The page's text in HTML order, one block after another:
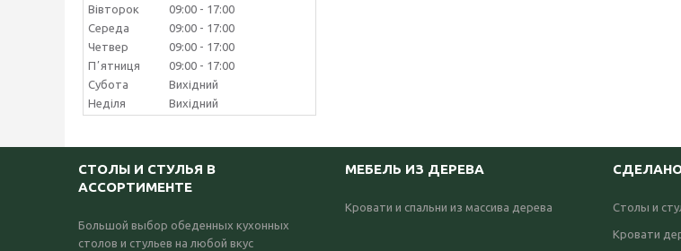
Вівторок
09:00
17:00
Середа
09:00
17:00
Четвер
09:00
17:00
Пʼятниця
09:00
17:00
Субота
Вихідний
Неділя
Вихідний
СТОЛЫ И СТУЛЬЯ В
АССОРТИМЕНТЕ
Большой выбор обеденных кухонных
столов и стульев на любой вкус
МЕБЕЛЬ ИЗ ДЕРЕВА
Кровати и спальни из массива дерева Столы и
Кровати